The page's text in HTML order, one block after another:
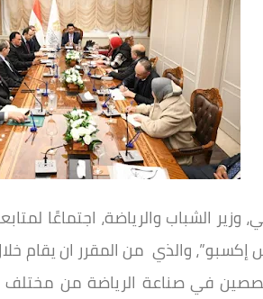
الشباب والرياضة، اجتماعًا
في صناعة الرياضة من مختلف